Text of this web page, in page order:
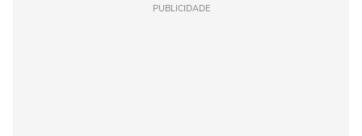
PUBLICIDADE